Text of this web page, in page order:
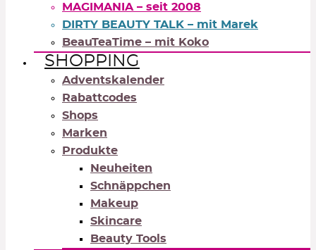
MAGIMANIA – seit 2008
DIRTY BEAUTY TALK – mit Marek
BeauTeaTime – mit Koko
SHOPPING
Adventskalender
Rabattcodes
Shops
Marken
Produkte
Neuheiten
Schnäppchen
Makeup
Skincare
Beauty Tools